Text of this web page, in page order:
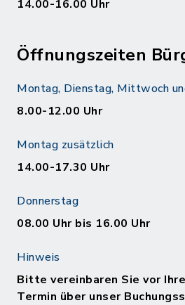
14.00-16.00 Uhr
Öffnungszeiten
Montag, Dienstag, Mittwoch
8.00-12.00 Uhr
Montag zusätzlich
14.00-17.30 Uhr
Donnerstag
08.00 Uhr bis 16.00 Uhr
Hinweis
Bitte vereinbaren Sie vor
Termin über unser